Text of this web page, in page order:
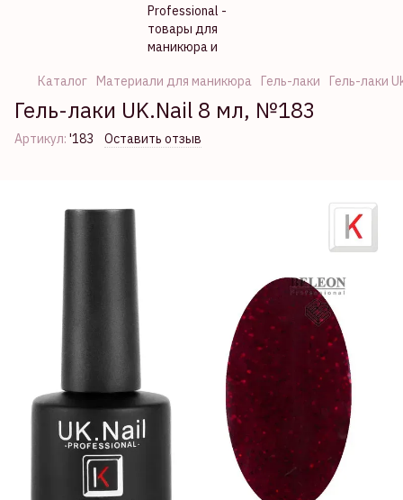
Каталог Материали для маникюра Гель-лаки Гель-лаки
Гель-лаки UK.Nail 8 мл, №183
Артикул: '183 Оставить отзыв